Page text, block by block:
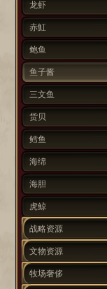
龙虾
赤魟
鲍鱼
鱼子酱
三文鱼
货贝
鳕鱼
海绵
海胆
虎鲸
战略资源
文物资源
牧场奢侈